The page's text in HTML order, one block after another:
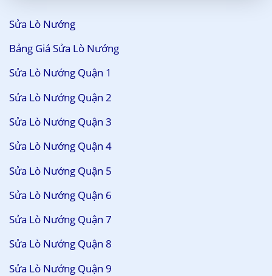
Sửa Lò Nướng
Bảng Giá Sửa Lò Nướng
Sửa Lò Nướng Quận 1
Sửa Lò Nướng Quận 2
Sửa Lò Nướng Quận 3
Sửa Lò Nướng Quận 4
Sửa Lò Nướng Quận 5
Sửa Lò Nướng Quận 6
Sửa Lò Nướng Quận 7
Sửa Lò Nướng Quận 8
Sửa Lò Nướng Quận 9